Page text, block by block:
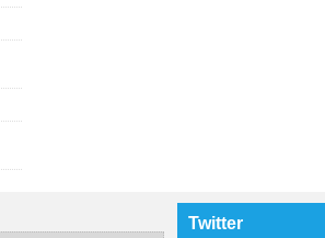
Twitter